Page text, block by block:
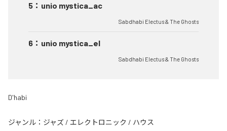
5 ： unio mystica_ac
Sabdhabi Electus & The Ghosts
6 ： unio mystica_el
Sabdhabi Electus & The Ghosts
D'habi
ジャンル： ジャズ / エレクトロニック / ハウス